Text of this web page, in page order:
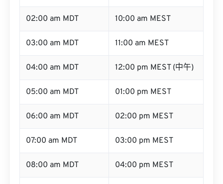
02:00 am MDT 10:00 am MEST
03:00 am MDT 11:00 am MEST
04:00 am MDT 12:00 pm MEST (中午)
05:00 am MDT 01:00 pm MEST
06:00 am MDT 02:00 pm MEST
07:00 am MDT 03:00 pm MEST
08:00 am MDT 04:00 pm MEST